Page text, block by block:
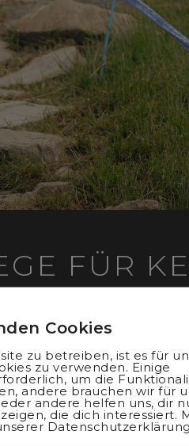
FÜR
dominierte Thömus
Flückiger siegten
Ergebnis.
Keller von Anfang
Strecke in Huttwil
Cookies
zu betreiben, ist es für
zu verwenden. Einige
um die
andere brauchen wir für
andere helfen uns, dir
die dich interessiert.